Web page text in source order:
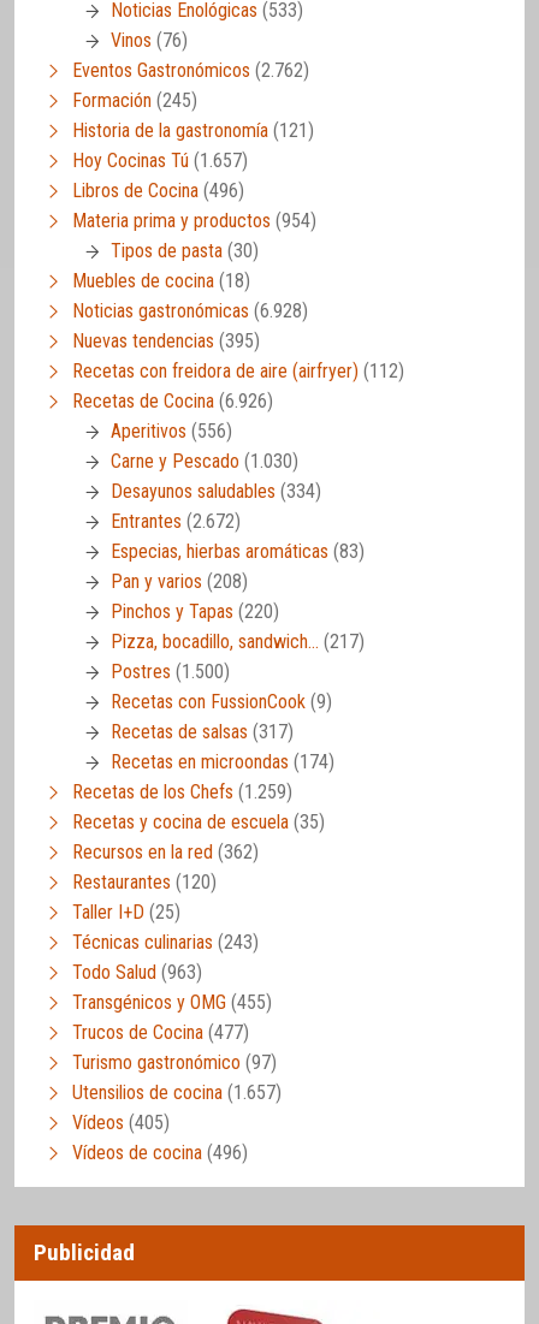
Noticias Enológicas (533)
Vinos (76)
Eventos Gastronómicos (2.762)
Formación (245)
Historia de la gastronomía (121)
Hoy Cocinas Tú (1.657)
Libros de Cocina (496)
Materia prima y productos (954)
Tipos de pasta (30)
Muebles de cocina (18)
Noticias gastronómicas (6.928)
Nuevas tendencias (395)
Recetas con freidora de aire (airfryer) (112)
Recetas de Cocina (6.926)
Aperitivos (556)
Carne y Pescado (1.030)
Desayunos saludables (334)
Entrantes (2.672)
Especias, hierbas aromáticas (83)
Pan y varios (208)
Pinchos y Tapas (220)
Pizza, bocadillo, sandwich… (217)
Postres (1.500)
Recetas con FussionCook (9)
Recetas de salsas (317)
Recetas en microondas (174)
Recetas de los Chefs (1.259)
Recetas y cocina de escuela (35)
Recursos en la red (362)
Restaurantes (120)
Taller I+D (25)
Técnicas culinarias (243)
Todo Salud (963)
Transgénicos y OMG (455)
Trucos de Cocina (477)
Turismo gastronómico (97)
Utensilios de cocina (1.657)
Vídeos (405)
Vídeos de cocina (496)
Publicidad